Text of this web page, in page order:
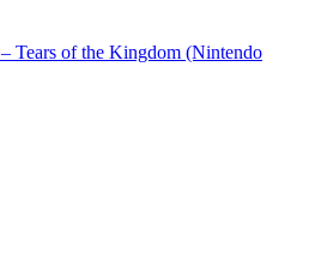
Tears of the Kingdom (Nintendo